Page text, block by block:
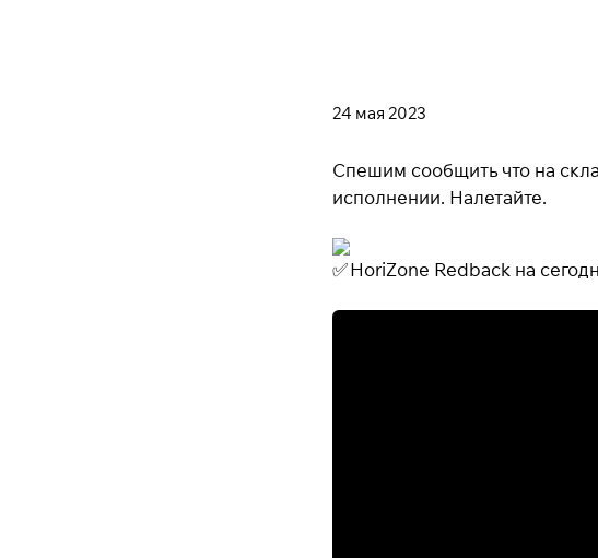
24 мая 2023
Спешим сообщить что на
исполнении. Налетайте.
HoriZone Redback на